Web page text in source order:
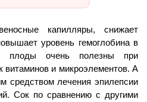
капилляры, снижает
уровень гемоглобина в
плоды очень полезны при
витаминов и микроэлементов. А
средством лечения эпилепсии
Сок по сравнению с другими